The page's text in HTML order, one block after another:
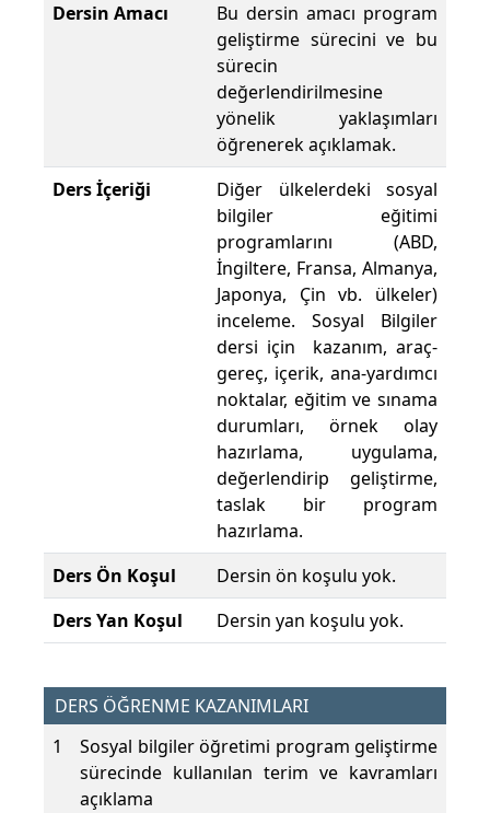
Dersin Amacı
Bu dersin amacı program
geliştirme sürecini ve bu
sürecin
değerlendirilmesine
yönelik yaklaşımları
öğrenerek açıklamak.
Ders İçeriği
Diğer ülkelerdeki sosyal
bilgiler eğitimi
programlarını (ABD,
İngiltere, Fransa, Almanya,
Japonya, Çin vb. ülkeler)
inceleme. Sosyal Bilgiler
dersi için kazanım, araç-
gereç, içerik, ana-yardımcı
noktalar, eğitim ve sınama
durumları, örnek olay
hazırlama, uygulama,
değerlendirip geliştirme,
taslak bir program
hazırlama.
Ders Ön Koşul
Dersin ön koşulu yok.
Ders Yan Koşul
Dersin yan koşulu yok.
DERS ÖĞRENME KAZANIMLARI
1
Sosyal bilgiler öğretimi program geliştirme
sürecinde kullanılan terim ve kavramları
açıklama